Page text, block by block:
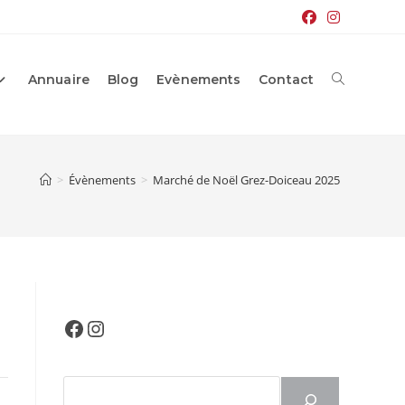
Annuaire Blog Evènements Contact Toggle
> Évènements > Marché de Noël Grez-Doiceau 2025
FacebookInstagram